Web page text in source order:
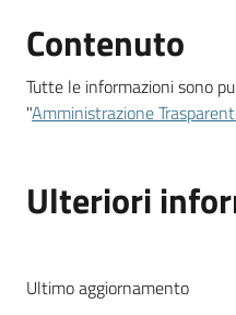
Contenuto
Tutte le informazioni sono
"Amministrazione
Ulteriori
Ultimo aggiornamento